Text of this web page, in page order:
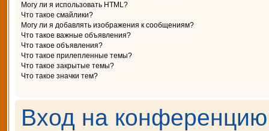
Могу ли я использовать HTML?
Что такое смайлики?
Могу ли я добавлять изображения к сообщениям?
Что такое важные объявления?
Что такое объявления?
Что такое прилепленные темы?
Что такое закрытые темы?
Что такое значки тем?
Вход на конференцию